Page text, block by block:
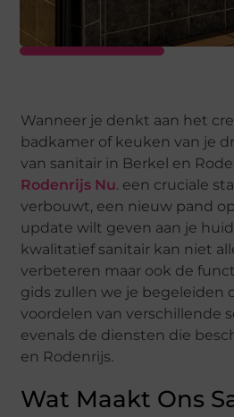
Wanneer je denkt aan het
badkamer of keuken van je
van sanitair in Berkel en
Rodenrijs Nu. een cruciale
verbouwt, een nieuw pand
update wilt geven aan je
kwalitatief sanitair kan niet
verbeteren maar ook de
gids zullen we je begeleiden
voordelen van verschillende
evenals de diensten die
en Rodenrijs.
Wat Maakt Ons